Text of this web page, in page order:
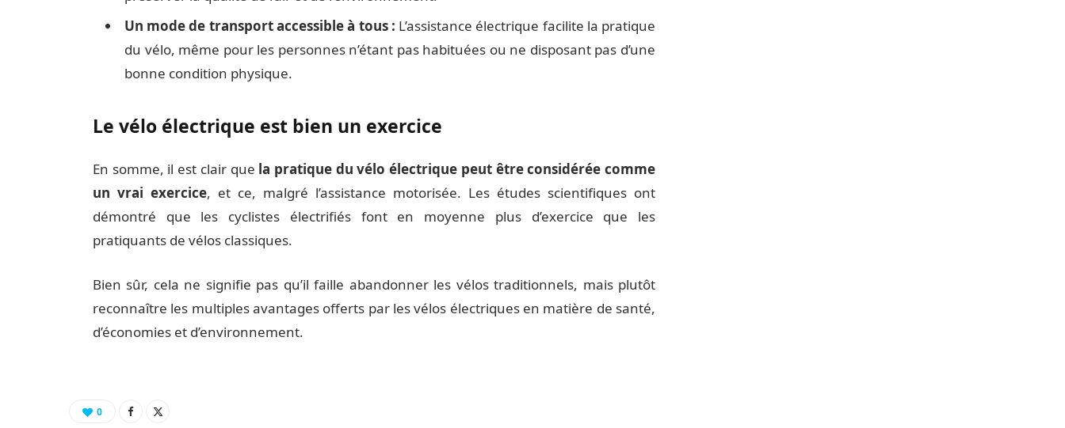
Un mode de transport accessible à tous : L’assistance électrique facilite la pratique
du vélo, même pour les personnes n’étant pas habituées ou ne disposant pas d’une
bonne condition physique.
Le vélo électrique est bien un exercice
En somme, il est clair que la pratique du vélo électrique peut être considérée comme
un vrai exercice, et ce, malgré l’assistance motorisée. Les études scientifiques ont
démontré que les cyclistes électrifiés font en moyenne plus d’exercice que les
pratiquants de vélos classiques.
Bien sûr, cela ne signifie pas qu’il faille abandonner les vélos traditionnels, mais plutôt
reconnaître les multiples avantages offerts par les vélos électriques en matière de santé,
d’économies et d’environnement.
0